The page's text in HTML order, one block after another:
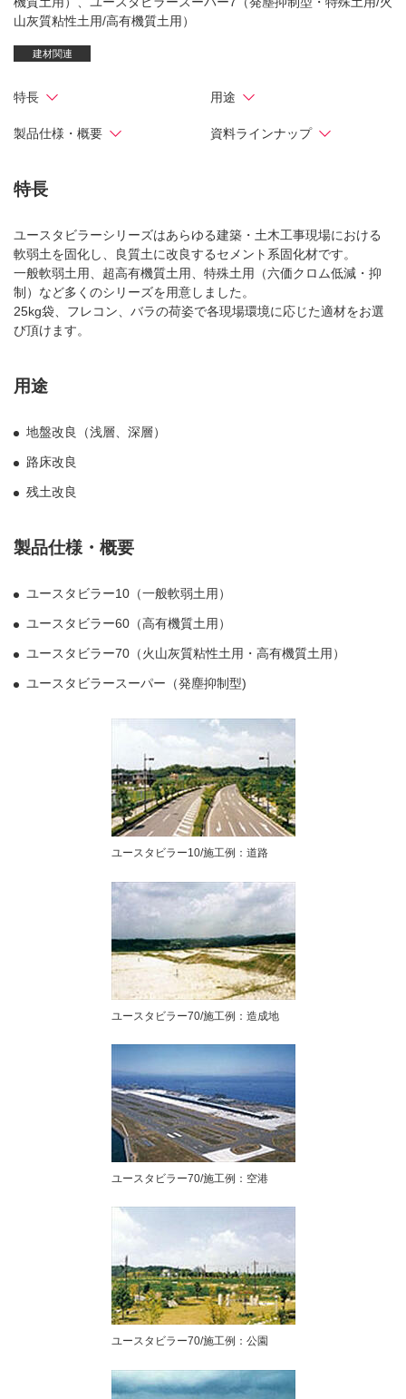
山灰質粘性土用/高有機質土用）
建材関連
特長 用途
製品仕様・概要 資料ラインナップ
特長
ユースタビラーシリーズはあらゆる建築・土木工事現場における
軟弱土を固化し、良質土に改良するセメント系固化材です。
一般軟弱土用、超高有機質土用、特殊土用（六価クロム低減・抑
制）など多くのシリーズを用意しました。
25kg袋、フレコン、バラの荷姿で各現場環境に応じた適材をお選
び頂けます。
用途
地盤改良（浅層、深層）
路床改良
残土改良
製品仕様・概要
ユースタビラー10（一般軟弱土用）
ユースタビラー60（高有機質土用）
ユースタビラー70（火山灰質粘性土用・高有機質土用）
ユースタビラースーパー（発塵抑制型)
ユースタビラー10/施工例：道路
ユースタビラー70/施工例：造成地
ユースタビラー70/施工例：空港
ユースタビラー70/施工例：公園